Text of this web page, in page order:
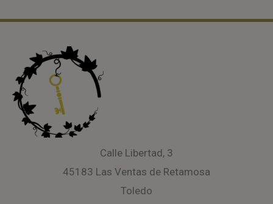
Calle Libertad, 3
45183 Las Ventas de Retamosa
Toledo